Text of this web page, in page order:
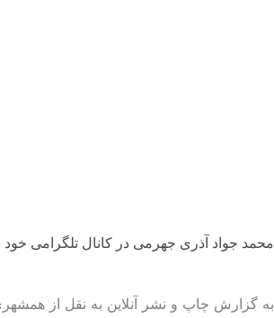
محمد جواد آذری جهرمی در کانال تلگرامی
به گزارش چاپ و نشر آنلاین به نقل از